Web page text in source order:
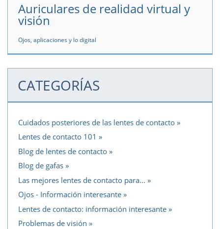
Auriculares de realidad virtual y
visión
Ojos, aplicaciones y lo digital
CATEGORÍAS
Cuidados posteriores de las lentes de contacto
Lentes de contacto 101
Blog de lentes de contacto
Blog de gafas
Las mejores lentes de contacto para...
Ojos - Información interesante
Lentes de contacto: información interesante
Problemas de visión